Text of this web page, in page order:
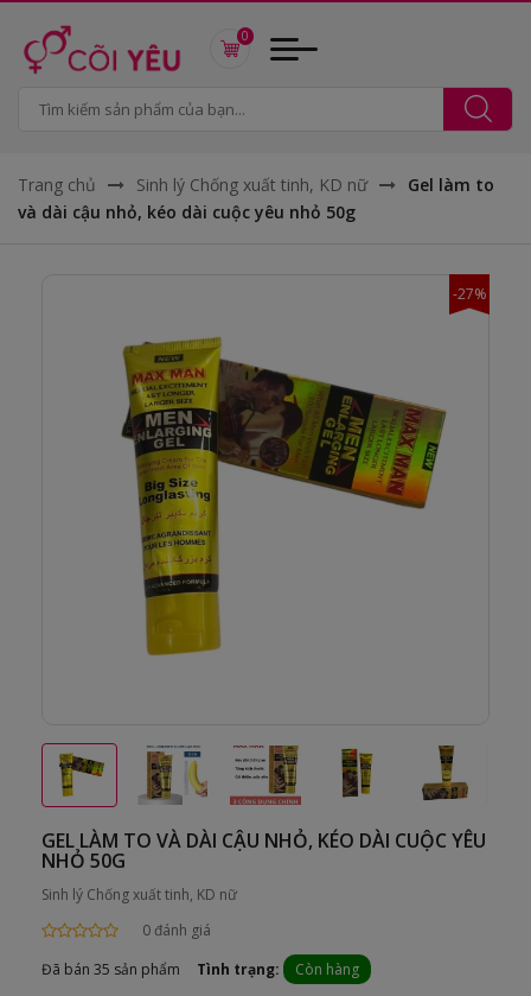
0
Trang chủ Sinh lý Chống xuất tinh, KD nữ
Gel làm to
và dài cậu nhỏ, kéo dài cuộc yêu nhỏ 50g
-27%
GEL LÀM TO VÀ DÀI CẬU NHỎ, KÉO DÀI CUỘC YÊU
NHỎ 50G
Sinh lý Chống xuất tinh, KD nữ
0 đánh giá
Đã bán 35 sản phẩm
Tình trạng: Còn hàng